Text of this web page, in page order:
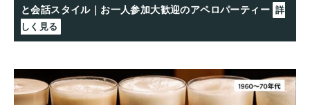
と会話スタイル｜お一人参加大歓迎のアペロパーティー 詳
しく見る